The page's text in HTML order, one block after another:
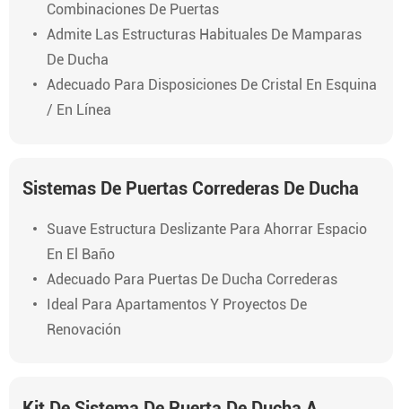
Combinaciones De Puertas
Admite Las Estructuras Habituales De Mamparas
De Ducha
Adecuado Para Disposiciones De Cristal En Esquina
/ En Línea
Sistemas De Puertas Correderas De Ducha
Suave Estructura Deslizante Para Ahorrar Espacio
En El Baño
Adecuado Para Puertas De Ducha Correderas
Ideal Para Apartamentos Y Proyectos De
Renovación